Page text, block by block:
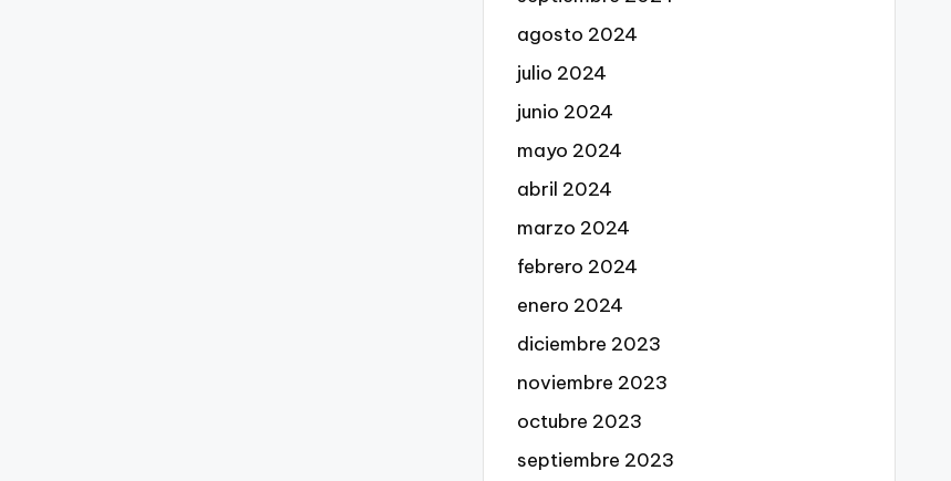
agosto 2024
julio 2024
junio 2024
mayo 2024
abril 2024
marzo 2024
febrero 2024
enero 2024
diciembre 2023
noviembre 2023
octubre 2023
septiembre 2023